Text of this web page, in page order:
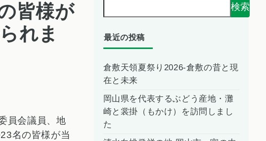
皆様が
れま
員会議員、地
名の皆様が当
検索
最近の投稿
倉敷天領夏祭り2026-倉敷の昔と現
在と未来
岡山県を代表するぶどう産地・灘
崎と裳掛（もかけ）を訪問しまし
た